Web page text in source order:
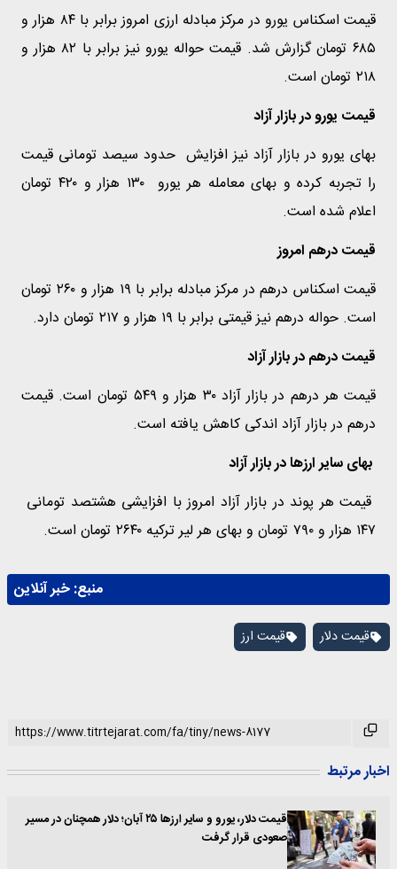
قیمت اسکناس یورو در مرکز مبادله ارزی امروز برابر با ۸۴ هزار و
۶۸۵ تومان گزارش شد. قیمت حواله یورو نیز برابر با ۸۲ هزار و
۲۱۸ تومان است.
قیمت یورو در بازار آزاد
بهای یورو در بازار آزاد نیز افزایش حدود سیصد تومانی قیمت
را تجربه کرده و بهای معامله هر یورو ۱۳۰ هزار و ۴۲۰ تومان
اعلام شده است.
قیمت درهم امروز
قیمت اسکناس درهم در مرکز مبادله برابر با ۱۹ هزار و ۲۶۰ تومان
است. حواله درهم نیز قیمتی برابر با ۱۹ هزار و ۲۱۷ تومان دارد.
قیمت درهم در بازار آزاد
قیمت هر درهم در بازار آزاد ۳۰ هزار و ۵۴۹ تومان است. قیمت
درهم در بازار آزاد اندکی کاهش یافته است.
بهای سایر ارزها در بازار آزاد
قیمت هر پوند در بازار آزاد امروز با افزایشی هشتصد تومانی
۱۴۷ هزار و ۷۹۰ تومان و بهای هر لیر ترکیه ۲۶۴۰ تومان است.
منبع:خبر آنلاین
قیمت دلار قیمت ارز
اخبار مرتبط
قیمت دلار، یورو و سایر ارزها ۲۵ آبان؛ دلار همچنان در مسیر
صعودی قرار گرفت